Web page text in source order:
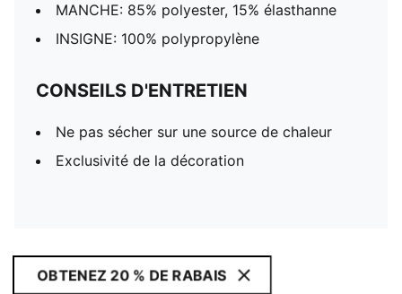
MANCHE: 85% polyester, 15% élasthanne
INSIGNE: 100% polypropylène
CONSEILS D'ENTRETIEN
Ne pas sécher sur une source de chaleur
Exclusivité de la décoration
OBTENEZ 20 % DE RABAIS